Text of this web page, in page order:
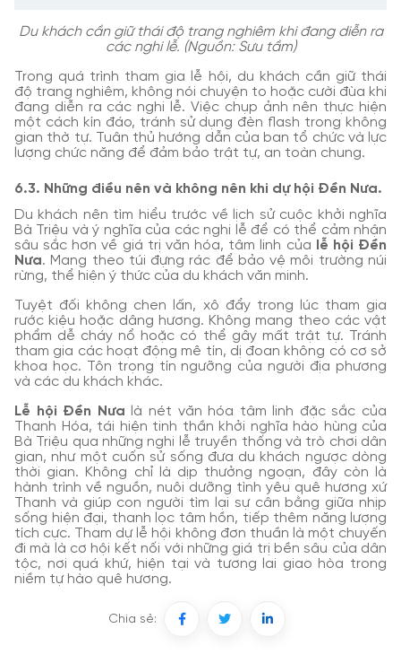
Du khách cần giữ thái độ trang nghiêm khi đang diễn ra
các nghi lễ. (Nguồn: Sưu tầm)
Trong quá trình tham gia lễ hội, du khách cần giữ thái
độ trang nghiêm, không nói chuyện to hoặc cười đùa khi
đang diễn ra các nghi lễ. Việc chụp ảnh nên thực hiện
một cách kín đáo, tránh sử dụng đèn flash trong không
gian thờ tự. Tuân thủ hướng dẫn của ban tổ chức và lực
lượng chức năng để đảm bảo trật tự, an toàn chung.
6.3. Những điều nên và không nên khi dự hội Đền Nưa.
Du khách nên tìm hiểu trước về lịch sử cuộc khởi nghĩa
Bà Triệu và ý nghĩa của các nghi lễ để có thể cảm nhận
sâu sắc hơn về giá trị văn hóa, tâm linh của lễ hội Đền
Nưa. Mang theo túi đựng rác để bảo vệ môi trường núi
rừng, thể hiện ý thức của du khách văn minh.
Tuyệt đối không chen lấn, xô đẩy trong lúc tham gia
rước kiệu hoặc dâng hương. Không mang theo các vật
phẩm dễ cháy nổ hoặc có thể gây mất trật tự. Tránh
tham gia các hoạt động mê tín, dị đoan không có cơ sở
khoa học. Tôn trọng tín ngưỡng của người địa phương
và các du khách khác.
Lễ hội Đền Nưa
là nét văn hóa tâm linh đặc sắc của
Thanh Hóa, tái hiện tinh thần khởi nghĩa hào hùng của
Bà Triệu qua những nghi lễ truyền thống và trò chơi dân
gian, như một cuốn sử sống đưa du khách ngược dòng
thời gian. Không chỉ là dịp thưởng ngoạn, đây còn là
hành trình về nguồn, nuôi dưỡng tình yêu quê hương xứ
Thanh và giúp con người tìm lại sự cân bằng giữa nhịp
sống hiện đại, thanh lọc tâm hồn, tiếp thêm năng lượng
tích cực. Tham dự lễ hội không đơn thuần là một chuyến
đi mà là cơ hội kết nối với những giá trị bền sâu của dân
tộc, nơi quá khứ, hiện tại và tương lai giao hòa trong
niềm tự hào quê hương.
Chia sẻ: